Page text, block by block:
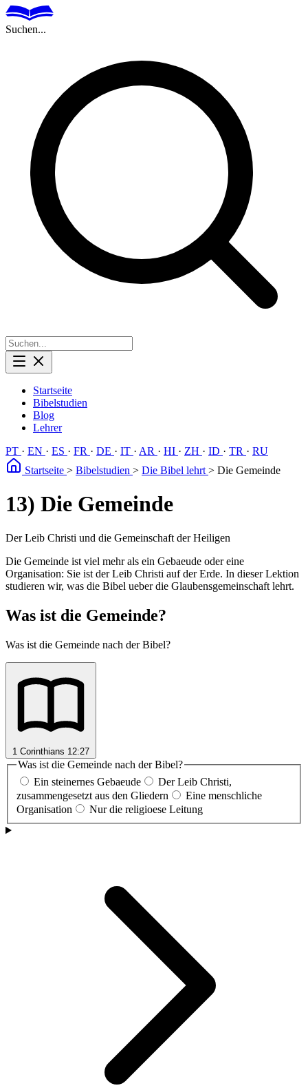
Suchen...
Startseite
Bibelstudien
Blog
Lehrer
PT · EN · ES · FR · DE · IT · AR · HI · ZH · ID · TR · RU
Startseite > Bibelstudien > Die Bibel lehrt > Die Gemeinde
13) Die Gemeinde
Der Leib Christi und die Gemeinschaft der Heiligen
Die Gemeinde ist viel mehr als ein Gebaeude oder eine
Organisation: Sie ist der Leib Christi auf der Erde. In dieser Lektion
studieren wir, was die Bibel ueber die Glaubensgemeinschaft lehrt.
Was ist die Gemeinde?
Was ist die Gemeinde nach der Bibel?
1 Corinthians 12:27
Was ist die Gemeinde nach der Bibel?
Ein steinernes Gebaeude
Der Leib Christi,
zusammengesetzt aus den Gliedern
Eine menschliche
Organisation
Nur die religioese Leitung